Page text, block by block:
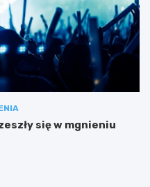
się w mgnieniu